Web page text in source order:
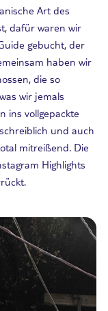
Art des
dafür waren wir
gebucht, der
haben wir
die so
wir jemals
ins vollgepackte
und auch
mitreißend. Die
Highlights